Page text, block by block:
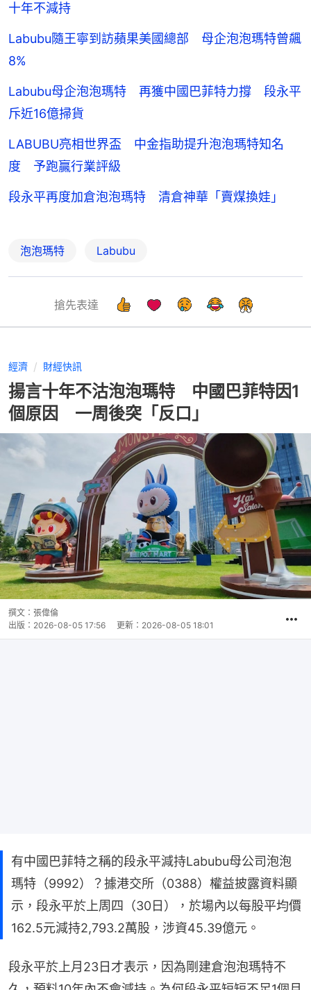
十年不減持
Labubu隨王寧到訪蘋果美國總部 母企泡泡瑪特曾飆
8%
Labubu母企泡泡瑪特 再獲中國巴菲特力撐 段永平
斥近16億掃貨
LABUBU亮相世界盃 中金指助提升泡泡瑪特知名
度 予跑贏行業評級
段永平再度加倉泡泡瑪特 清倉神華「賣煤換娃」
泡泡瑪特 Labubu
搶先表達
經濟 財經快訊
揚言十年不沽泡泡瑪特 中國巴菲特因1
個原因 一周後突「反口」
撰文： 張偉倫
出版： 2026-08-05 17:56 更新： 2026-08-05 18:01
有中國巴菲特之稱的段永平減持Labubu母公司泡泡
瑪特（9992）？據港交所（0388）權益披露資料顯
示，段永平於上周四（30日），於場內以每股平均價
162.5元減持2,793.2萬股，涉資45.39億元。
段永平於上月23日才表示，因為剛建倉泡泡瑪特不